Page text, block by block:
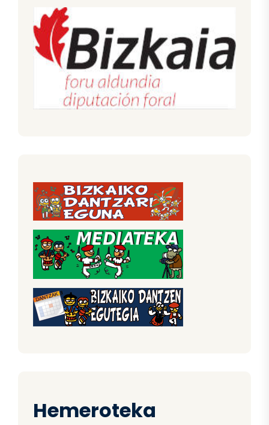
Hemeroteka